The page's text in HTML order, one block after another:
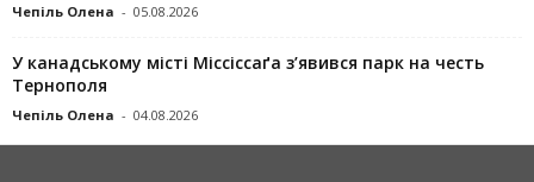
Чепіль Олена - 05.08.2026
У канадському місті Міссіссаґа з’явився парк на честь
Тернополя
Чепіль Олена - 04.08.2026